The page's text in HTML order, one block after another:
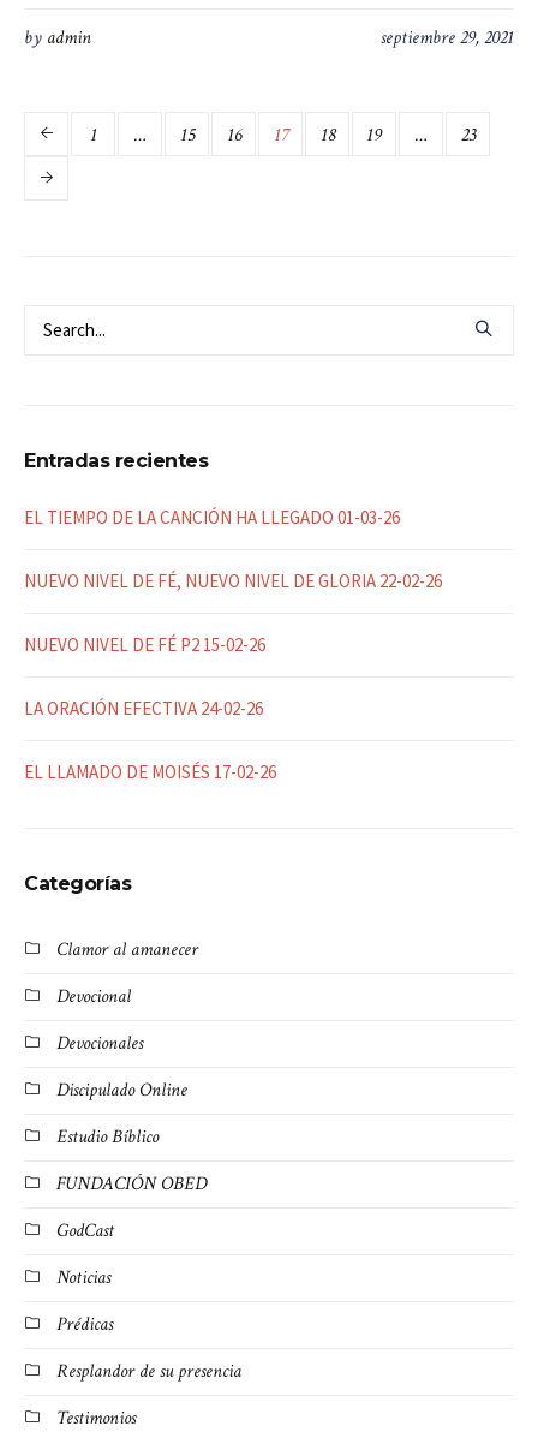
septiembre 29, 2021
by admin
1 … 15 16 17 18 19 … 23
Entradas recientes
EL TIEMPO DE LA CANCIÓN HA LLEGADO 01-03-26
NUEVO NIVEL DE FÉ, NUEVO NIVEL DE GLORIA 22-02-26
NUEVO NIVEL DE FÉ P2 15-02-26
LA ORACIÓN EFECTIVA 24-02-26
EL LLAMADO DE MOISÉS 17-02-26
Categorías
Clamor al amanecer
Devocional
Devocionales
Discipulado Online
Estudio Bíblico
FUNDACIÓN OBED
GodCast
Noticias
Prédicas
Resplandor de su presencia
Testimonios